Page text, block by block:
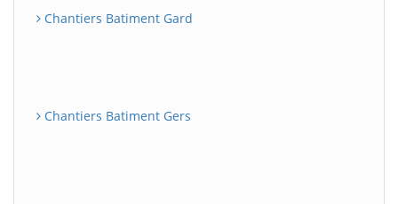
Chantiers Batiment Gard
Chantiers Batiment Gers